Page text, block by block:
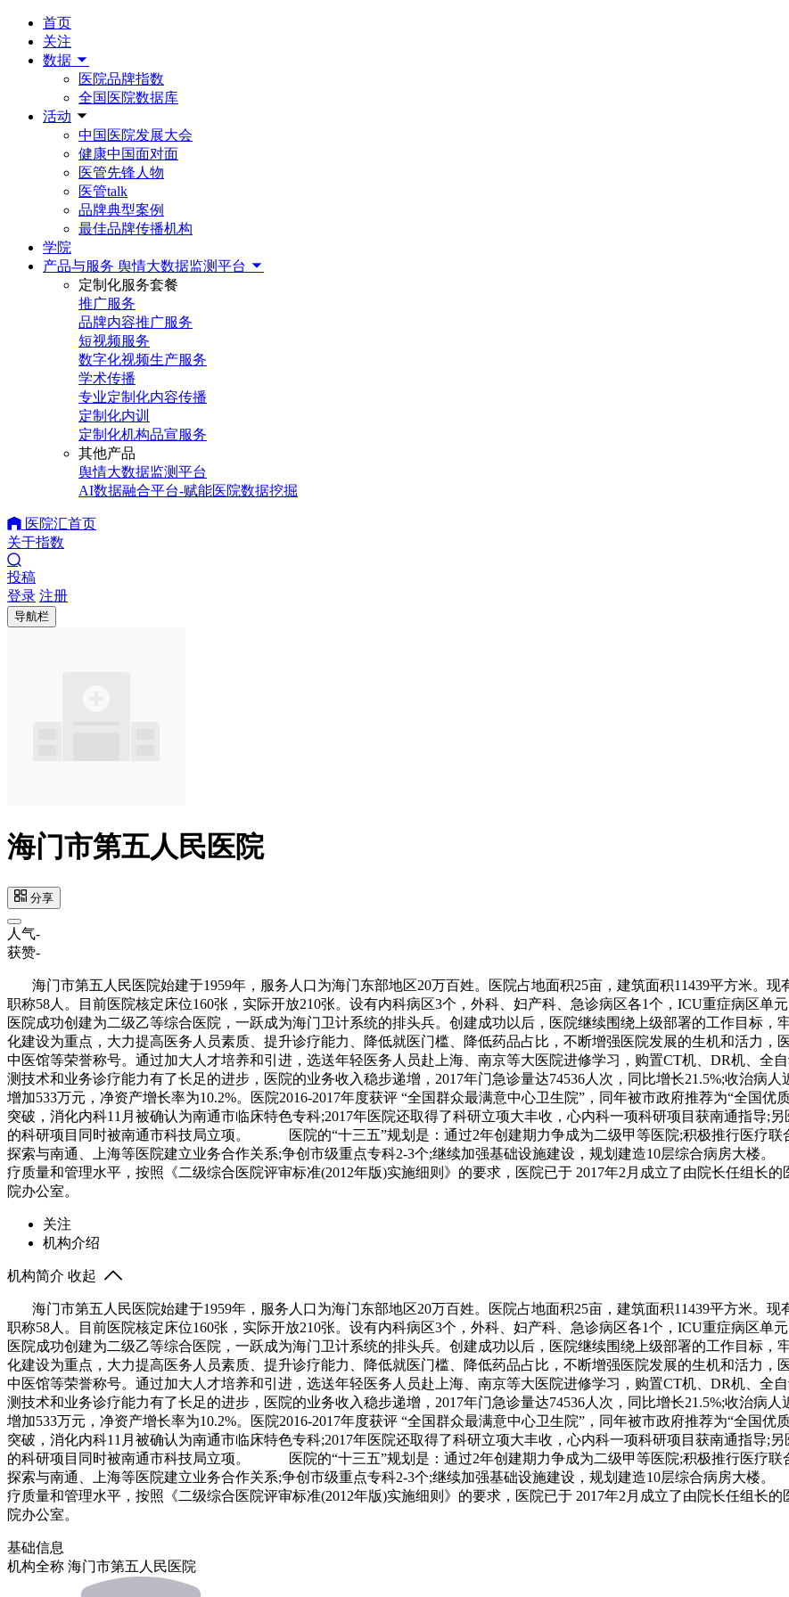
首页
关注
数据
医院品牌指数
全国医院数据库
活动
中国医院发展大会
健康中国面对面
医管先锋人物
医管talk
品牌典型案例
最佳品牌传播机构
学院
产品与服务 舆情大数据监测平台
定制化服务套餐
推广服务
品牌内容推广服务
短视频服务
数字化视频生产服务
学术传播
专业定制化内容传播
定制化内训
定制化机构品宣服务
其他产品
舆情大数据监测平台
AI数据融合平台-赋能医院数据挖掘
医院汇首页
关于指数
投稿
登录 注册
导航栏
海门市第五人民医院
分享
人气-
获赞-
海门市第五人民医院始建于1959年，服务人口为海门东部地区20万百姓。医院占地面积25亩，建筑面积11439平方米。现
职称58人。目前医院核定床位160张，实际开放210张。设有内科病区3个，外科、妇产科、急诊病区各1个，ICU重症病区
医院成功创建为二级乙等综合医院，一跃成为海门卫计系统的排头兵。创建成功以后，医院继续围绕上级部署的工作目标
化建设为重点，大力提高医务人员素质、提升诊疗能力、降低就医门槛、降低药品占比，不断增强医院发展的生机和活力
中医馆等荣誉称号。通过加大人才培养和引进，选送年轻医务人员赴上海、南京等大医院进修学习，购置CT机、DR机、全
测技术和业务诊疗能力有了长足的进步，医院的业务收入稳步递增，2017年门急诊量达74536人次，同比增长21.5%;收治病
增加533万元，净资产增长率为10.2%。医院2016-2017年度获评 “全国群众最满意中心卫生院”，同年被市政府推荐为“全国
突破，消化内科11月被确认为南通市临床特色专科;2017年医院还取得了科研立项大丰收，心内科一项科研项目获南通指导;
的科研项目同时被南通市科技局立项。 医院的“十三五”规划是：通过2年创建期力争成为二级甲等医院;积极推行医疗联
探索与南通、上海等医院建立业务合作关系;争创市级重点专科2-3个;继续加强基础设施建设，规划建造10层综合病房大
疗质量和管理水平，按照《二级综合医院评审标准(2012年版)实施细则》的要求，医院已于 2017年2月成立了由院长任组长
院办公室。
关注
机构介绍
机构简介 收起
海门市第五人民医院始建于1959年，服务人口为海门东部地区20万百姓。医院占地面积25亩，建筑面积11439平方米。现
职称58人。目前医院核定床位160张，实际开放210张。设有内科病区3个，外科、妇产科、急诊病区各1个，ICU重症病区
医院成功创建为二级乙等综合医院，一跃成为海门卫计系统的排头兵。创建成功以后，医院继续围绕上级部署的工作目标
化建设为重点，大力提高医务人员素质、提升诊疗能力、降低就医门槛、降低药品占比，不断增强医院发展的生机和活力
中医馆等荣誉称号。通过加大人才培养和引进，选送年轻医务人员赴上海、南京等大医院进修学习，购置CT机、DR机、全
测技术和业务诊疗能力有了长足的进步，医院的业务收入稳步递增，2017年门急诊量达74536人次，同比增长21.5%;收治病
增加533万元，净资产增长率为10.2%。医院2016-2017年度获评 “全国群众最满意中心卫生院”，同年被市政府推荐为“全国
突破，消化内科11月被确认为南通市临床特色专科;2017年医院还取得了科研立项大丰收，心内科一项科研项目获南通指导;
的科研项目同时被南通市科技局立项。 医院的“十三五”规划是：通过2年创建期力争成为二级甲等医院;积极推行医疗联
探索与南通、上海等医院建立业务合作关系;争创市级重点专科2-3个;继续加强基础设施建设，规划建造10层综合病房大
疗质量和管理水平，按照《二级综合医院评审标准(2012年版)实施细则》的要求，医院已于 2017年2月成立了由院长任组长
院办公室。
基础信息
机构全称 海门市第五人民医院